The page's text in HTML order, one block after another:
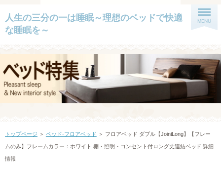
人生の三分の一は睡眠～理想のベッドで快適
な睡眠を～
MENU
トップページ ＞ ベッド-フロアベッド ＞ フロアベッド ダブル【JointLong】【フレー
ムのみ】フレームカラー：ホワイト 棚・照明・コンセント付ロング丈連結ベッド 詳細
情報